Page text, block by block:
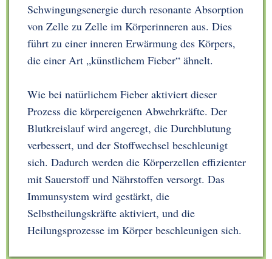
Schwingungsenergie durch resonante Absorption
von Zelle zu Zelle im Körperinneren aus. Dies
führt zu einer inneren Erwärmung des Körpers,
die einer Art „künstlichem Fieber“ ähnelt.
Wie bei natürlichem Fieber aktiviert dieser
Prozess die körpereigenen Abwehrkräfte. Der
Blutkreislauf wird angeregt, die Durchblutung
verbessert, und der Stoffwechsel beschleunigt
sich. Dadurch werden die Körperzellen effizienter
mit Sauerstoff und Nährstoffen versorgt. Das
Immunsystem wird gestärkt, die
Selbstheilungskräfte aktiviert, und die
Heilungsprozesse im Körper beschleunigen sich.